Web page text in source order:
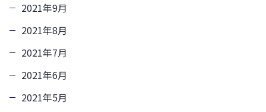
2021年9月
2021年8月
2021年7月
2021年6月
2021年5月